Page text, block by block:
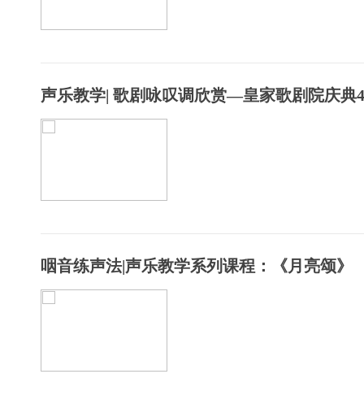
声乐教学| 歌剧咏叹调欣赏—皇家歌剧院庆典4
咽音练声法|声乐教学系列课程：《月亮颂》